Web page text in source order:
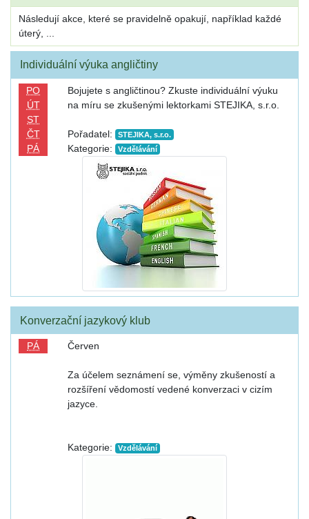
Následují akce, které se pravidelně opakují, například každé
úterý, ...
Individuální výuka angličtiny
PO
ÚT
ST
ČT
PÁ
Bojujete s angličtinou? Zkuste individuální výuku
na míru se zkušenými lektorkami STEJIKA, s.r.o.
Pořadatel: STEJIKA, s.r.o.
Kategorie: Vzdělávání
Konverzační jazykový klub
PÁ Červen
Za účelem seznámení se, výměny zkušeností a
rozšíření vědomostí vedené konverzaci v cizím
jazyce.
Kategorie: Vzdělávání